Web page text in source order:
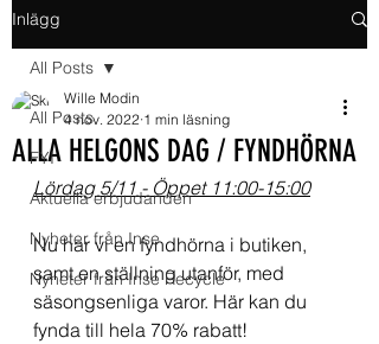
Inlägg
All Posts
FYI
Aktuella erbjudanden
Nyheter från Inse
Nyheter från Inse Recycle
All Posts
ALLA HELGONS DAG / FYNDHÖRNA
Wille Modin
4 nov. 2022 1 min läsning
Lördag 5/11 - Öppet 11:00-15:00
Nu har vi en fyndhörna i butiken,
samt en ställning utanför, med
säsongsenliga varor. Här kan du
fynda till hela 70% rabatt!